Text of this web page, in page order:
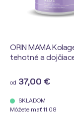
ORIN MAMA
tehotné a
od 37,00 €
SKLADOM
Môžete mať 11.08